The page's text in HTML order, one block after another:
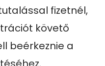
fizetnél,
követő
beérkeznie a